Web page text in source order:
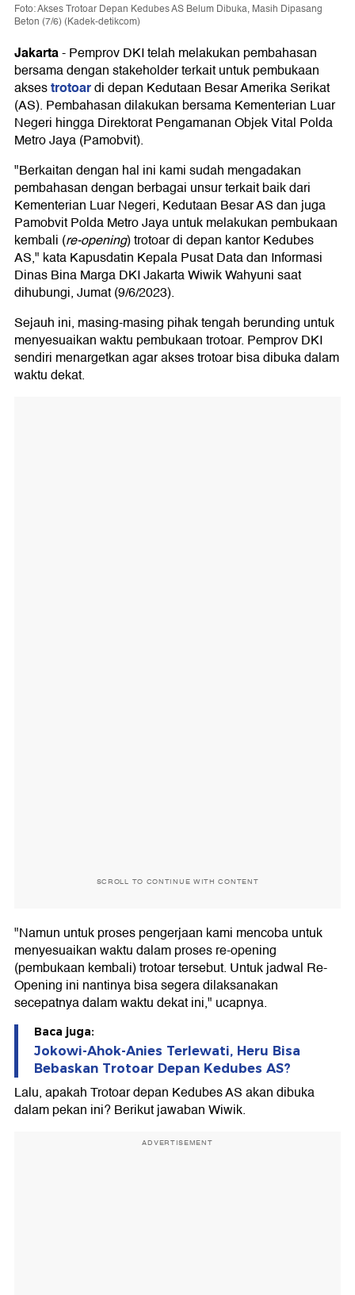
Foto: Akses Trotoar Depan Kedubes AS Belum Dibuka, Masih Dipasang
Beton (7/6) (Kadek-detikcom)
Jakarta-Pemprov DKI telah melakukan pembahasan
bersama dengan stakeholder terkait untuk pembukaan
aksestrotoardi depan Kedutaan Besar Amerika Serikat
(AS). Pembahasan dilakukan bersama Kementerian Luar
Negeri hingga Direktorat Pengamanan Objek Vital Polda
Metro Jaya (Pamobvit).
"Berkaitan dengan hal ini kami sudah mengadakan
pembahasan dengan berbagai unsur terkait baik dari
Kementerian Luar Negeri, Kedutaan Besar AS dan juga
Pamobvit Polda Metro Jaya untuk melakukan pembukaan
kembali (re-opening) trotoar di depan kantor Kedubes
AS," kata Kapusdatin Kepala Pusat Data dan Informasi
Dinas Bina Marga DKI Jakarta Wiwik Wahyuni saat
dihubungi, Jumat (9/6/2023).
Sejauh ini, masing-masing pihak tengah berunding untuk
menyesuaikan waktu pembukaan trotoar. Pemprov DKI
sendiri menargetkan agar akses trotoar bisa dibuka dalam
waktu dekat.
SCROLL TO CONTINUE WITH CONTENT
"Namun untuk proses pengerjaan kami mencoba untuk
menyesuaikan waktu dalam proses re-opening
(pembukaan kembali) trotoar tersebut. Untuk jadwal Re-
Opening ini nantinya bisa segera dilaksanakan
secepatnya dalam waktu dekat ini," ucapnya.
Baca juga:
Jokowi-Ahok-Anies Terlewati, Heru Bisa
Bebaskan Trotoar Depan Kedubes AS?
Lalu, apakah Trotoar depan Kedubes AS akan dibuka
dalam pekan ini? Berikut jawaban Wiwik.
ADVERTISEMENT